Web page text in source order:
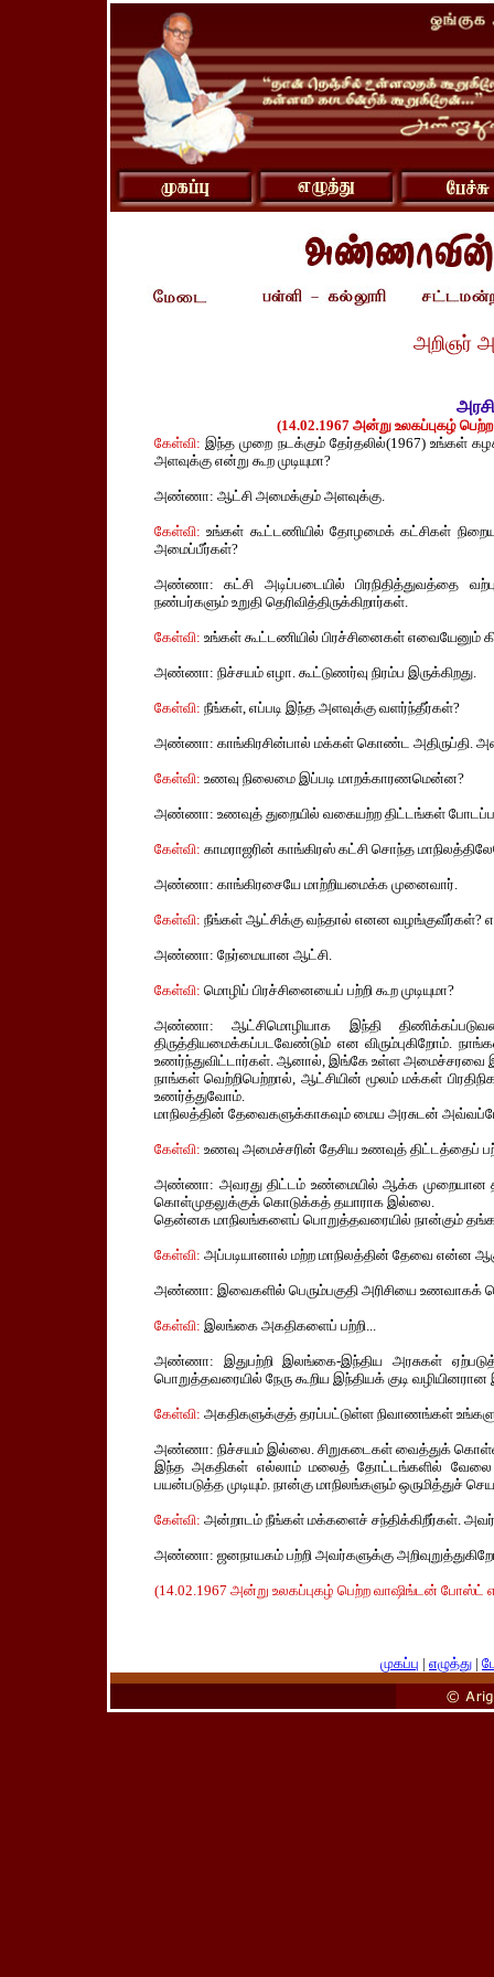
அறிஞர்
(14.02.1967 அன்று உலகப்புகழ்
கேள்வி: இந்த முறை நடக்கும் தேர்தலில்(1967) உங்கள்
அளவுக்கு என்று கூற முடியுமா?
அண்ணா: ஆட்சி அமைக்கும் அளவுக்கு.
கேள்வி: உங்கள் கூட்டணியில் தோழமைக் கட்சிகள்
அமைப்பீர்கள்?
அண்ணா: கட்சி அடிப்படையில் பிரநிதித்துவத்தை
நண்பர்களும் உறுதி தெரிவித்திருக்கிறார்கள்.
கேள்வி: உங்கள் கூட்டணியில் பிரச்சினைகள் எவையேனும்
அண்ணா: நிச்சயம் எழா. கூட்டுணர்வு நிரம்ப இருக்கிறது.
கேள்வி: நீங்கள், எப்படி இந்த அளவுக்கு வளர்ந்தீர்கள்?
அண்ணா: காங்கிரசின்பால் மக்கள் கொண்ட அதிருப்தி.
கேள்வி: உணவு நிலைமை இப்படி மாறக்காரணமென்ன?
அண்ணா: உணவுத் துறையில் வகையற்ற திட்டங்கள்
கேள்வி: காமராஜரின் காங்கிரஸ் கட்சி சொந்த
அண்ணா: காங்கிரசையே மாற்றியமைக்க முனைவார்.
கேள்வி: நீங்கள் ஆட்சிக்கு வந்தால் எனன வழங்குவீர்கள்?
அண்ணா: நேர்மையான ஆட்சி.
கேள்வி: மொழிப் பிரச்சினையைப் பற்றி கூற முடியுமா?
அண்ணா: ஆட்சிமொழியாக இந்தி
திருத்தியமைக்கப்படவேண்டும் என விரும்புகிறோம்.
உணர்ந்துவிட்டார்கள். ஆனால், இங்கே உள்ள அமைச்சரவை
நாங்கள் வெற்றிபெற்றால், ஆட்சியின் மூலம் மக்கள்
உணர்த்துவோம்.
மாநிலத்தின் தேவைகளுக்காகவும் மைய அரசுடன்
கேள்வி: உணவு அமைச்சரின் தேசிய உணவுத் திட்டத்தைப்
அண்ணா: அவரது திட்டம் உண்மையில் ஆக்க முறையான
கொள்முதலுக்குக் கொடுக்கத் தயாராக இல்லை.
தென்னக மாநிலங்களைப் பொறுத்தவரையில் நான்கும்
கேள்வி: அப்படியானால் மற்ற மாநிலத்தின் தேவை என்ன
அண்ணா: இவைகளில் பெரும்பகுதி அரிசியை உணவாகக்
கேள்வி: இலங்கை அகதிகளைப் பற்றி...
அண்ணா: இதுபற்றி இலங்கை-இந்திய அரசுகள்
பொறுத்தவரையில் நேரு கூறிய இந்தியக் குடி
கேள்வி: அகதிகளுக்குத் தரப்பட்டுள்ள நிவாணங்கள்
அண்ணா: நிச்சயம் இல்லை. சிறுகடைகள் வைத்துக்
இந்த அகதிகள் எல்லாம் மலைத் தோட்டங்களில் வேலை
பயன்படுத்த முடியும். நான்கு மாநிலங்களும் ஒருமித்துச்
கேள்வி: அன்றாடம் நீங்கள் மக்களைச் சந்திக்கிறீர்கள்.
அண்ணா: ஜனநாயகம் பற்றி அவர்களுக்கு
(14.02.1967 அன்று உலகப்புகழ் பெற்ற வாஷிங்டன் போஸ்ட்
முகப்பு | எழுத்து |